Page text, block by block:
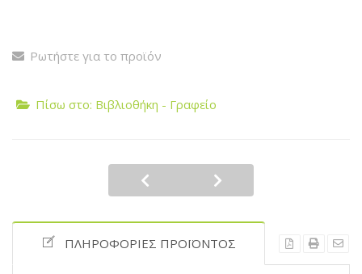
Ρωτήστε για το προϊόν
Πίσω στο: Βιβλιοθήκη - Γραφείο
ΠΛΗΡΟΦΟΡΊΕΣ ΠΡΟΪΌΝΤΟΣ